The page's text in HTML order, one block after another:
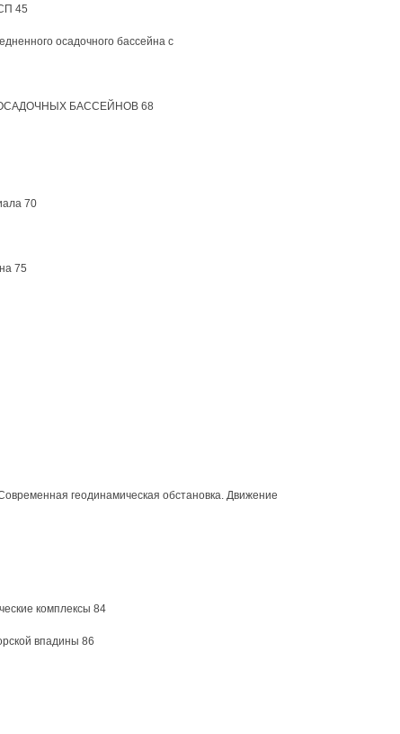
45
осадочного бассейна с
БАССЕЙНОВ 68
70
75
геодинамическая обстановка. Движение
комплексы 84
впадины 86